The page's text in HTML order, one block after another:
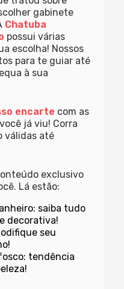
gabinete
Chatuba
possui várias
escolha! Nossos
para te guiar até
à sua
encarte com as
já viu! Corra
válidas até
exclusivo
Lá estão:
saiba tudo
decorativa!
seu
tendência